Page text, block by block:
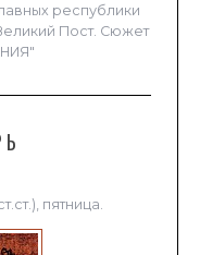
республики
Пост. Сюжет
пятница.